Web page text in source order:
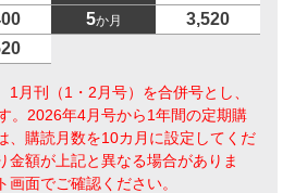
5か月
3,520
月刊（1・2月号）を合併号とし、
。2026年4月号から1年間の定期購
、購読月数を10カ月に設定してくだ
金額が上記と異なる場合がありま
面でご確認ください。